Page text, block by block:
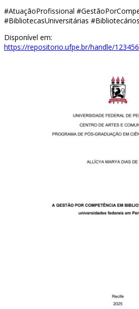
#AtuaçãoProfissional
#BibliotecasUniversitárias #Bibliotecários
Disponível em:
https://repositorio.ufpe.br/handle/